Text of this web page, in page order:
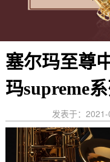
塞尔玛至尊
玛supreme
发表于：